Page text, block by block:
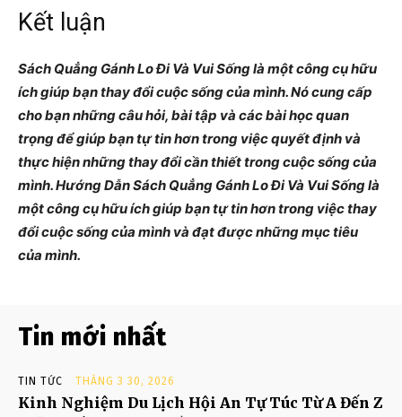
Kết luận
Sách Quẳng Gánh Lo Đi Và Vui Sống là một công cụ hữu
ích giúp bạn thay đổi cuộc sống của mình. Nó cung cấp
cho bạn những câu hỏi, bài tập và các bài học quan
trọng để giúp bạn tự tin hơn trong việc quyết định và
thực hiện những thay đổi cần thiết trong cuộc sống của
mình. Hướng Dẫn Sách Quẳng Gánh Lo Đi Và Vui Sống là
một công cụ hữu ích giúp bạn tự tin hơn trong việc thay
đổi cuộc sống của mình và đạt được những mục tiêu
của mình.
Tin mới nhất
TIN TỨC THÁNG 3 30, 2026
Kinh Nghiệm Du Lịch Hội An Tự Túc Từ A Đến Z